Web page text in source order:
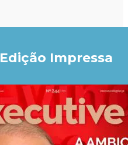
Edição Impressa